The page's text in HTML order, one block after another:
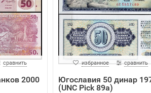
сравнить
2000
избранное сравнить
Югославия 50 динар
(UNC Pick 89a)